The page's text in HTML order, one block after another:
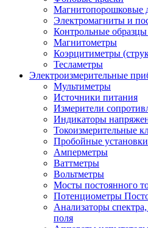
Магнитопорошковые
Электромагниты и
Контрольные
Магнитометры
Коэрцитиметры
Тесламетры
Электроизмерительные
Мультиметры
Источники питания
Измерители
Индикаторы
Токоизмерительные
Пробойные установки
Амперметры
Ваттметры
Вольтметры
Мосты постоянного
Потенциометры
Анализаторы
поля